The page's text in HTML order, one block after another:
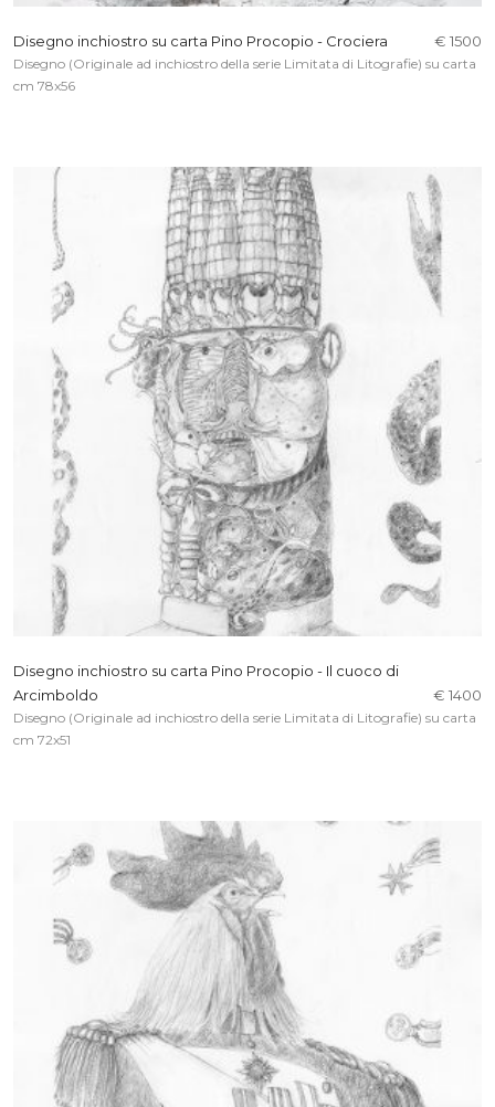
Disegno inchiostro su carta Pino Procopio - Crociera € 1500
Disegno (Originale ad inchiostro della serie Limitata di Litografie) su carta
cm 78x56
Disegno inchiostro su carta Pino Procopio - Il cuoco di
Arcimboldo
€ 1400
Disegno (Originale ad inchiostro della serie Limitata di Litografie) su carta
cm 72x51